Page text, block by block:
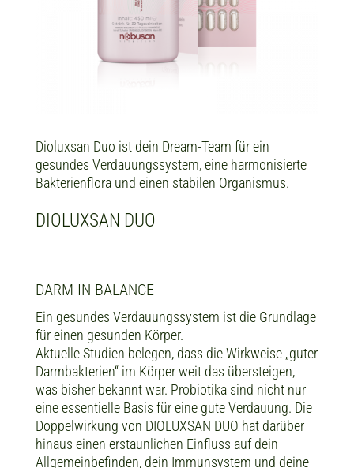
Dioluxsan Duo ist dein Dream-Team für ein
gesundes Verdauungssystem, eine harmonisierte
Bakterienflora und einen stabilen Organismus.
DIOLUXSAN DUO
DARM IN BALANCE
Ein gesundes Verdauungssystem ist die Grundlage
für einen gesunden Körper.
Aktuelle Studien belegen, dass die Wirkweise „guter
Darmbakterien“ im Körper weit das übersteigen,
was bisher bekannt war. Probiotika sind nicht nur
eine essentielle Basis für eine gute Verdauung. Die
Doppelwirkung von DIOLUXSAN DUO hat darüber
hinaus einen erstaunlichen Einfluss auf dein
Allgemeinbefinden, dein Immunsystem und deine